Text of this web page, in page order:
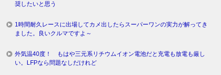
奨したいと思う
1時間耐久レースに出場してカメ出したらスーパーワンの実力が解ってき
ました。良いクルマですよ～
外気温40度！ もはや三元系リチウムイオン電池だと充電も放電も厳し
い。LFPなら問題なしだけれど